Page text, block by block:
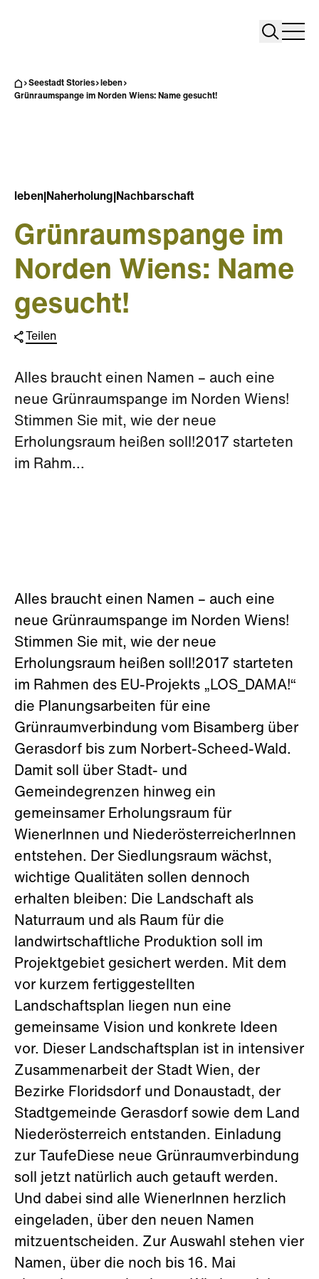
Search
Seestadt Stories
leben
Grünraumspange im Norden Wiens: Name gesucht!
leben Naherholung Nachbarschaft
Grünraumspange im
Norden Wiens: Name
gesucht!
Teilen
Alles braucht einen Namen – auch eine
neue Grünraumspange im Norden Wiens!
Stimmen Sie mit, wie der neue
Erholungsraum heißen soll!2017 starteten
im Rahm...
Alles braucht einen Namen – auch eine
neue Grünraumspange im Norden Wiens!
Stimmen Sie mit, wie der neue
Erholungsraum heißen soll!2017 starteten
im Rahmen des EU-Projekts „LOS_DAMA!“
die Planungsarbeiten für eine
Grünraumverbindung vom Bisamberg über
Gerasdorf bis zum Norbert-Scheed-Wald.
Damit soll über Stadt- und
Gemeindegrenzen hinweg ein
gemeinsamer Erholungsraum für
WienerInnen und NiederösterreicherInnen
entstehen. Der Siedlungsraum wächst,
wichtige Qualitäten sollen dennoch
erhalten bleiben: Die Landschaft als
Naturraum und als Raum für die
landwirtschaftliche Produktion soll im
Projektgebiet gesichert werden. Mit dem
vor kurzem fertiggestellten
Landschaftsplan liegen nun eine
gemeinsame Vision und konkrete Ideen
vor. Dieser Landschaftsplan ist in intensiver
Zusammenarbeit der Stadt Wien, der
Bezirke Floridsdorf und Donaustadt, der
Stadtgemeinde Gerasdorf sowie dem Land
Niederösterreich entstanden. Einladung
zur TaufeDiese neue Grünraumverbindung
soll jetzt natürlich auch getauft werden.
Und dabei sind alle WienerInnen herzlich
eingeladen, über den neuen Namen
mitzuentscheiden. Zur Auswahl stehen vier
Namen, über die noch bis 16. Mai